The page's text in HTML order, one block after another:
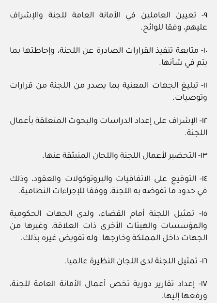
٩- تعيين العاملين في الأمانة العامة للجنة والإشراف
عليهم، وفقا للوائح.
١٠- متابعة تنفيذ القرارات الصادرة عن اللجنة، وإحاطتها بما
يتم في شأنها.
١١- تبليغ الجهات المعنية بما يصدر من اللجنة من قرارات
وتوصيات.
١٢- الإشراف على إعداد الدراسات والبحوث المتعلقة بأعمال
اللجنة.
١٣- التحضير لأعمال اللجنة واللجان المنبثقة عنها.
١٤- التوقيع على الاتفاقيات والبروتوكولات والعقود، وذلك
في حدود ما تفوضه به اللجنة، ووفقا للإجراءات النظامية.
١٥- تمثيل اللجنة أمام القضاء، ولدى الجهات الحكومية
والمؤسسات والهيئات الأخرى ذات العلاقة، وغيرها من
الجهات داخل المملكة وخارجها. وله تفويض غيره بذلك.
١٦- تمثيل اللجنة لدى اللجان النظيرة عالميا.
١٧- إعداد تقارير دورية تخص أعمال الأمانة العامة للجنة،
ورفعها إليها.